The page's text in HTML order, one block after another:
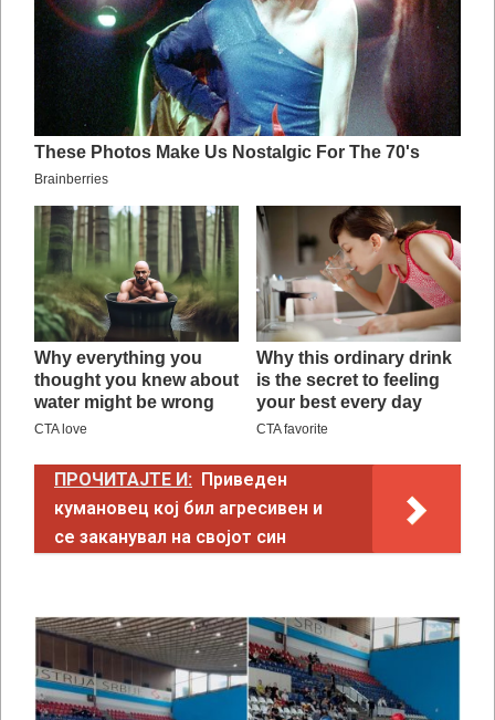
ПРОЧИТАЈТЕ И:
Приведен
кумановец кој бил агресивен и
се заканувал на својот син